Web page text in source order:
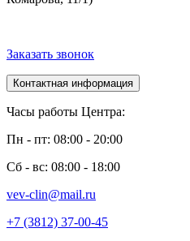
Заказать звонок
Контактная информация
Часы работы Центра:
Пн - пт: 08:00 - 20:00
Сб - вс: 08:00 - 18:00
vev-clin@mail.ru
+7 (3812) 37-00-45